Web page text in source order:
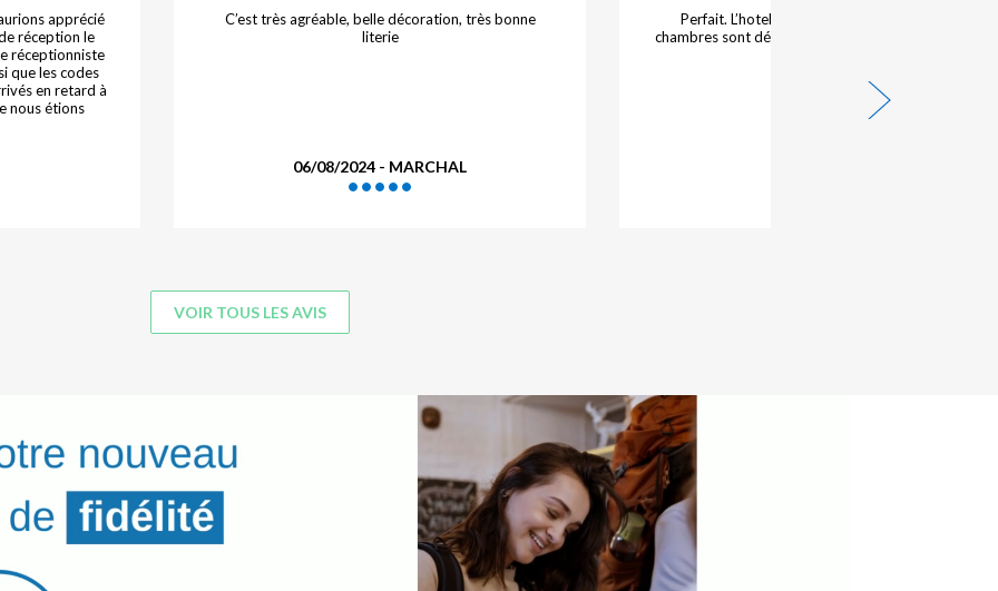
rénové. Les
restaurant est
L'hôtel est décoré avec goût
30/07/2024 - Rapicault
Comme toujours,sans problème.
VOIR TOUS LES AVIS